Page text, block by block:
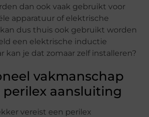
dan ook vaak gebruikt voor
apparatuur of elektrische
dus thuis ook gebruikt worden
een elektrische inductie
kan je dat zomaar zelf installeren?
vakmanschap
perilex aansluiting
vereist een perilex